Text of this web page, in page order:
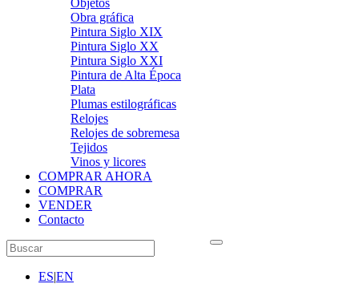
Objetos
Obra gráfica
Pintura Siglo XIX
Pintura Siglo XX
Pintura Siglo XXI
Pintura de Alta Época
Plata
Plumas estilográficas
Relojes
Relojes de sobremesa
Tejidos
Vinos y licores
COMPRAR AHORA
COMPRAR
VENDER
Contacto
ES|EN